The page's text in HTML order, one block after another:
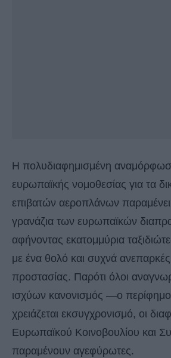
Η πολυδιαφημισμένη
ευρωπαϊκής νομοθεσίας για τα
επιβατών αεροπλάνων
γρανάζια των ευρωπαϊκών
αφήνοντας εκατομμύρια
με ένα θολό και συχνά ανεπαρκές
προστασίας. Παρότι όλοι
ισχύων κανονισμός —ο
χρειάζεται εκσυγχρονισμό, οι
Ευρωπαϊκού Κοινοβουλίου και
παραμένουν αγεφύρωτες.